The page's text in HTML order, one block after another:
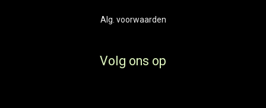
Alg. voorwaarden
Volg ons op